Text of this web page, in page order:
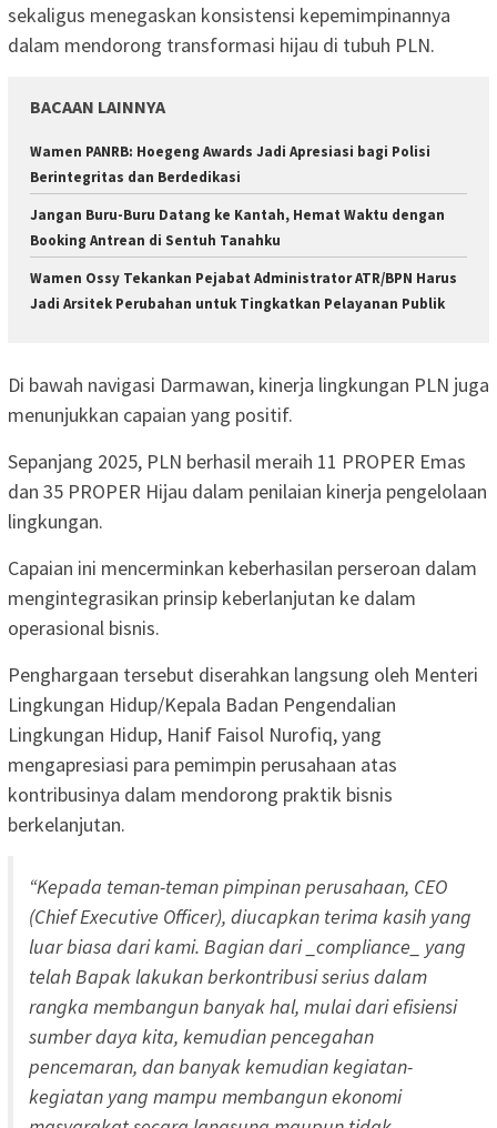
sekaligus menegaskan konsistensi kepemimpinannya
dalam mendorong transformasi hijau di tubuh PLN.
BACAAN LAINNYA
Wamen PANRB: Hoegeng Awards Jadi Apresiasi bagi Polisi
Berintegritas dan Berdedikasi
Jangan Buru-Buru Datang ke Kantah, Hemat Waktu dengan
Booking Antrean di Sentuh Tanahku
Wamen Ossy Tekankan Pejabat Administrator ATR/BPN Harus
Jadi Arsitek Perubahan untuk Tingkatkan Pelayanan Publik
Di bawah navigasi Darmawan, kinerja lingkungan PLN juga
menunjukkan capaian yang positif.
Sepanjang 2025, PLN berhasil meraih 11 PROPER Emas
dan 35 PROPER Hijau dalam penilaian kinerja pengelolaan
lingkungan.
Capaian ini mencerminkan keberhasilan perseroan dalam
mengintegrasikan prinsip keberlanjutan ke dalam
operasional bisnis.
Penghargaan tersebut diserahkan langsung oleh Menteri
Lingkungan Hidup/Kepala Badan Pengendalian
Lingkungan Hidup, Hanif Faisol Nurofiq, yang
mengapresiasi para pemimpin perusahaan atas
kontribusinya dalam mendorong praktik bisnis
berkelanjutan.
“Kepada teman-teman pimpinan perusahaan, CEO
(Chief Executive Officer), diucapkan terima kasih yang
luar biasa dari kami. Bagian dari _compliance_ yang
telah Bapak lakukan berkontribusi serius dalam
rangka membangun banyak hal, mulai dari efisiensi
sumber daya kita, kemudian pencegahan
pencemaran, dan banyak kemudian kegiatan-
kegiatan yang mampu membangun ekonomi